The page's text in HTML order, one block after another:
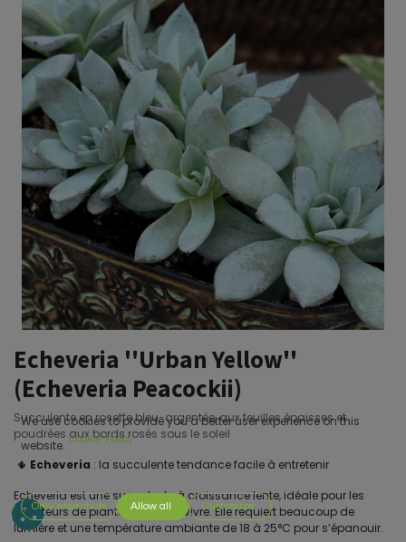
Echeveria ''Urban Yellow''
(Echeveria Peacockii)
Succulente en rosette bleu-argentée, aux feuilles épaisses et
poudrées aux bords rosés sous le soleil
🌵 Echeveria : la succulente tendance facile à entretenir
Echeveria est une succulente à croissance lente, idéale pour les
amateurs de plantes faciles à vivre. Elle requiert beaucoup de
lumière et une température ambiante de 18 à 25°C pour s’épanouir.
We use cookies to provide you a better user experience on this
website. Cookie Policy
Only essentials Allow all Customize